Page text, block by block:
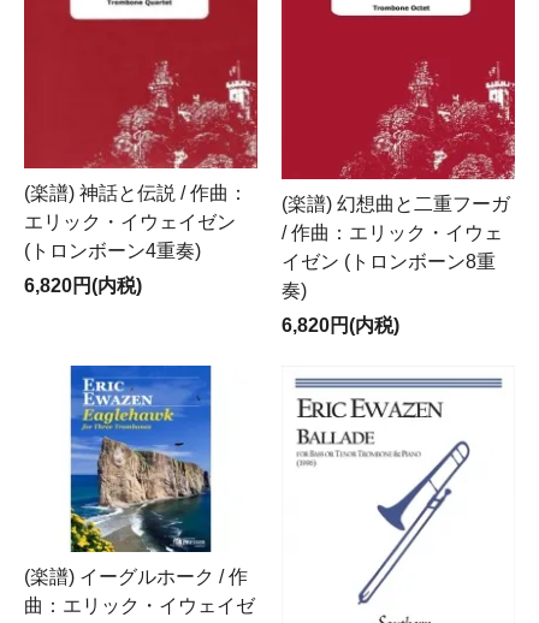
(楽譜) 神話と伝説 / 作曲：
エリック・イウェイゼン
(トロンボーン4重奏)
6,820円(内税)
(楽譜) 幻想曲と二重フーガ
/ 作曲：エリック・イウェ
イゼン (トロンボーン8重
奏)
6,820円(内税)
(楽譜) イーグルホーク / 作
曲：エリック・イウェイゼ